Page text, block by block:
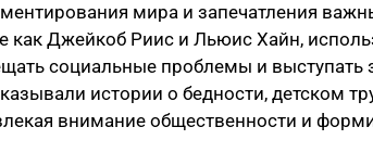
мира и запечатления
как Джейкоб Риис и Льюис Хайн,
социальные проблемы и выступать
истории о бедности, детском
внимание общественности и